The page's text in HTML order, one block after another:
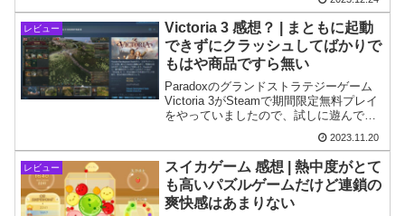
レビュー
Victoria 3 感想？ | まともに起動
できずにクラッシュしてばかりで
もはや商品ですら無い
Paradoxのグランドストラテジーゲーム
Victoria 3がSteamで期間限定無料プレイ
をやっていましたので、試しに遊んでみ
ずにクラッシュしてばかりとなりまし
た。クソゲー以前の問題だと思います。
2023.11.20
レビュー
スイカゲーム 感想 | 熱中度がとて
も高いパズルゲームだけど連鎖の
爽快感はあまりない